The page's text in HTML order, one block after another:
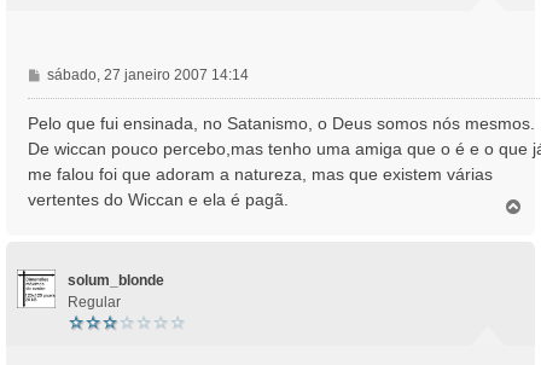
M
e
n
a
g
e
sábado, 27 janeiro 2007 14:14
Pelo que fui ensinada, no Satanismo, o Deus somos nós mesmos.
De wiccan pouco percebo,mas tenho uma amiga que o é e o que
me falou foi que adoram a natureza, mas que existem várias
vertentes do Wiccan e ela é pagã.
solum_blonde
Regular